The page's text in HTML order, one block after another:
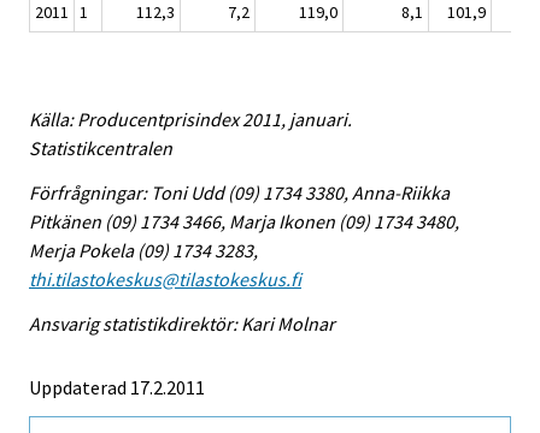
2011 1 112,3 7,2 119,0 8,1 101,9
Källa: Producentprisindex 2011, januari.
Statistikcentralen
Förfrågningar: Toni Udd (09) 1734 3380, Anna-Riikka
Pitkänen (09) 1734 3466, Marja Ikonen (09) 1734 3480,
Merja Pokela (09) 1734 3283,
thi.tilastokeskus@tilastokeskus.fi
Ansvarig statistikdirektör: Kari Molnar
Uppdaterad 17.2.2011